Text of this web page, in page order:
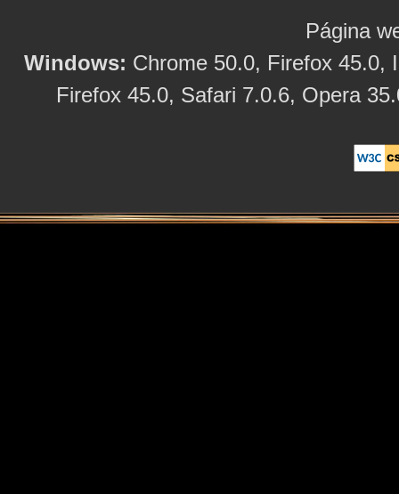
Página
Windows: Chrome 50.0, Firefox 45.0,
Firefox 45.0, Safari 7.0.6, Opera